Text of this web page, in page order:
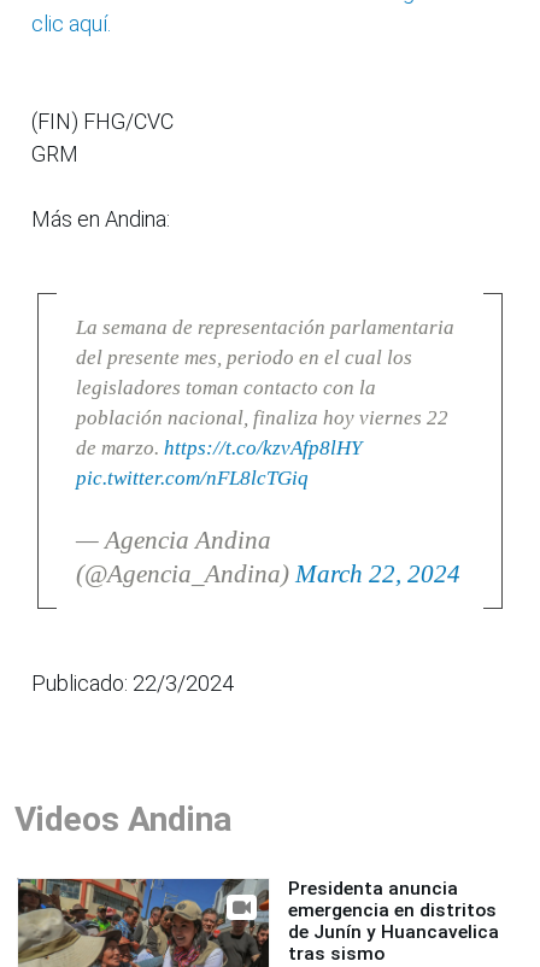
clic aquí.
(FIN) FHG/CVC
GRM
Más en Andina:
La semana de representación parlamentaria
del presente mes, periodo en el cual los
legisladores toman contacto con la
población nacional, finaliza hoy viernes 22
de marzo. https://t.co/kzvAfp8lHY
pic.twitter.com/nFL8lcTGiq
— Agencia Andina
(@Agencia_Andina) March 22, 2024
Publicado: 22/3/2024
Videos Andina
Presidenta anuncia
emergencia en distritos
de Junín y Huancavelica
tras sismo